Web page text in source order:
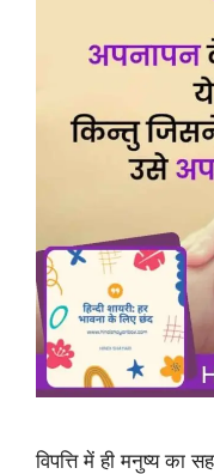
विपत्ति में ही मनुष्य का